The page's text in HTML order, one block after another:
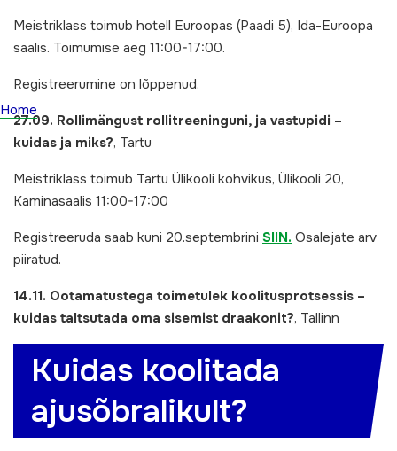
Home
Meistriklass toimub hotell Euroopas (Paadi 5), Ida-Euroopa
saalis. Toimumise aeg 11:00-17:00.
Registreerumine on lõppenud.
27.09. Rollimängust rollitreeninguni, ja vastupidi –
kuidas ja miks?, Tartu
Meistriklass toimub Tartu Ülikooli kohvikus, Ülikooli 20,
Kaminasaalis 11:00-17:00
Registreeruda saab kuni 20.septembrini SIIN. Osalejate arv
piiratud.
14.11. Ootamatustega toimetulek koolitusprotsessis –
kuidas taltsutada oma sisemist draakonit?, Tallinn
Kuidas koolitada
ajusõbralikult?